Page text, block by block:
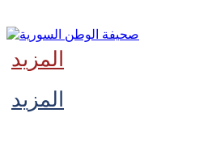
المزيد
‫آخر
المزيد